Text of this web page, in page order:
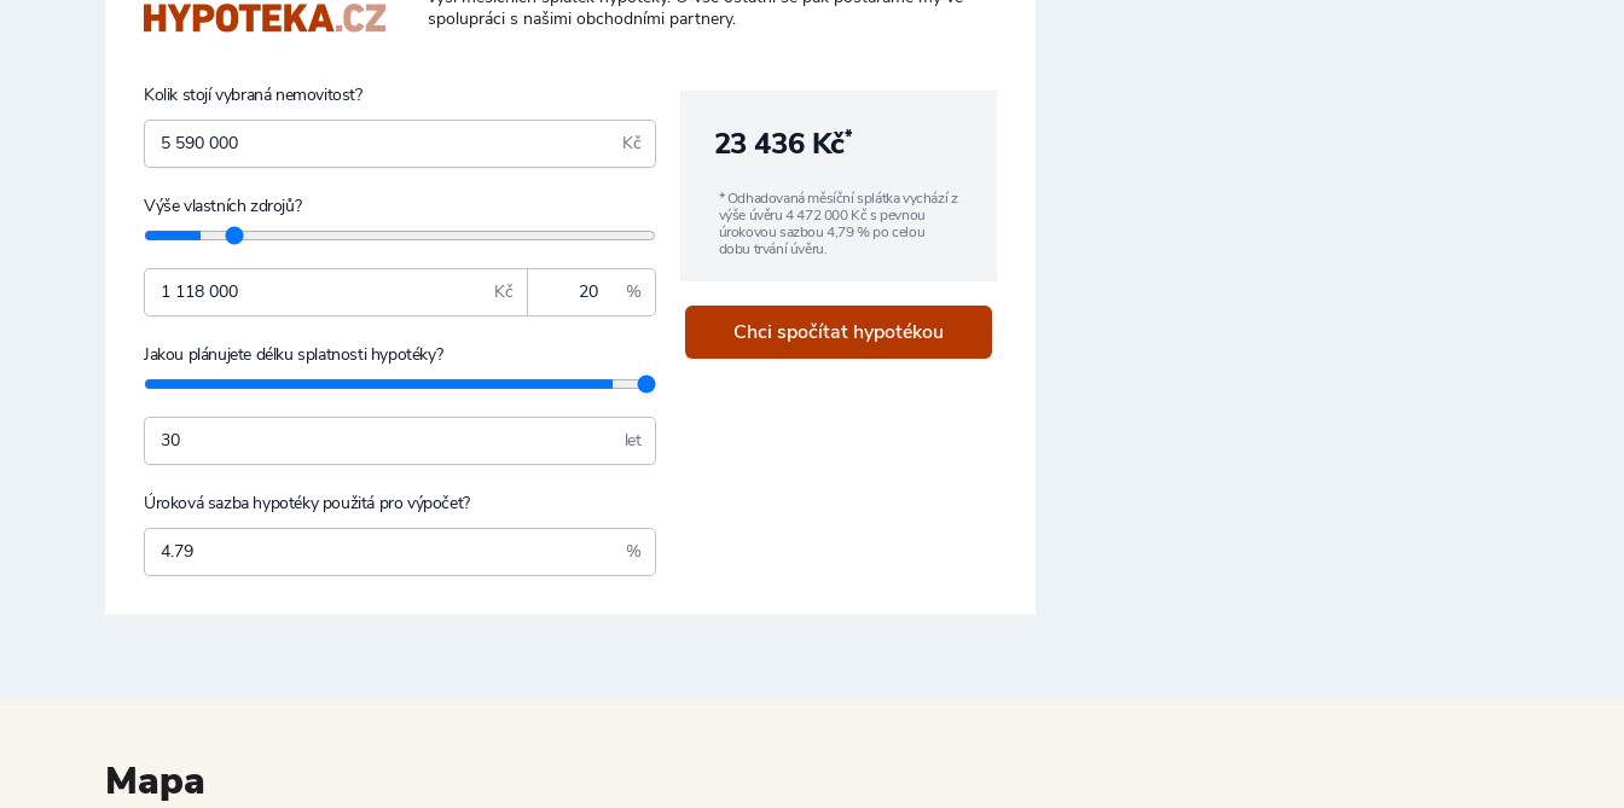
spolupráci s našimi obchodními partnery.
Kolik stojí vybraná nemovitost?
Kč
Výše vlastních zdrojů?
Kč %
Jakou plánujete délku splatnosti hypotéky?
let
Úroková sazba hypotéky použitá pro výpočet?
%
23 436 Kč*
* Odhadovaná měsíční splátka vychází z
výše úvěru4 472 000Kč s pevnou
úrokovou sazbou4,79% po celou
dobu trvání úvěru.
Chci spočítat hypotékou
Mapa